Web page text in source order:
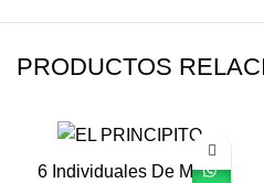
PRODUCTOS
6 Individuales De Mesa